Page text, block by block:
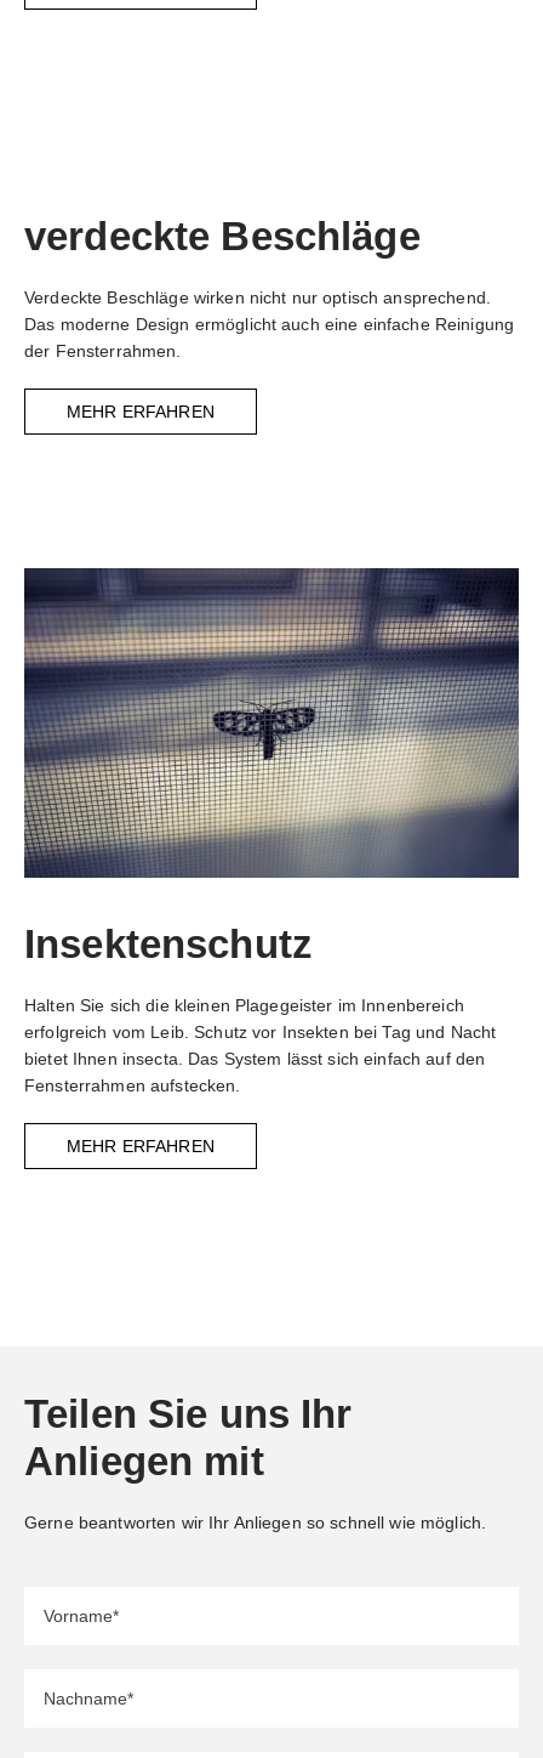
verdeckte Beschläge
Verdeckte Beschläge wirken nicht nur optisch ansprechend.
Das moderne Design ermöglicht auch eine einfache Reinigung
der Fensterrahmen.
MEHR ERFAHREN
Insektenschutz
Halten Sie sich die kleinen Plagegeister im Innenbereich
erfolgreich vom Leib. Schutz vor Insekten bei Tag und Nacht
bietet Ihnen insecta. Das System lässt sich einfach auf den
Fensterrahmen aufstecken.
MEHR ERFAHREN
Teilen Sie uns Ihr
Anliegen mit
Gerne beantworten wir Ihr Anliegen so schnell wie möglich.